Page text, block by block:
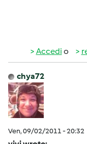
Accedi o
chya72
Ven, 09/02/2011 - 20:32